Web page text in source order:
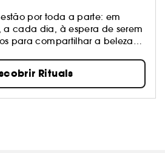
por toda a parte: em
cada dia, à espera de serem
para compartilhar a beleza
momentos aparentemente
tendemos a ignorar. A
momentos e lembra-o de os
todas as coleções,
Sephora.
Rituals